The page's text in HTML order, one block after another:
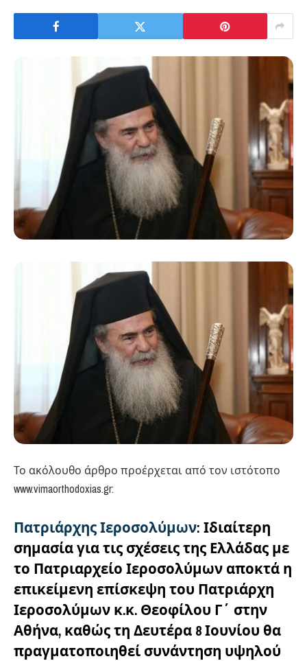
Το ακόλουθο άρθρο προέρχεται από τον ιστότοπο
www.vimaorthodoxias.gr:
Πατριάρχης Ιεροσολύμων: Ιδιαίτερη
σημασία για τις σχέσεις της Ελλάδας με
το Πατριαρχείο Ιεροσολύμων αποκτά η
επικείμενη επίσκεψη του Πατριάρχη
Ιεροσολύμων κ.κ. Θεοφίλου Γ΄ στην
Αθήνα, καθώς τη Δευτέρα 8 Ιουνίου θα
πραγματοποιηθεί συνάντηση υψηλού